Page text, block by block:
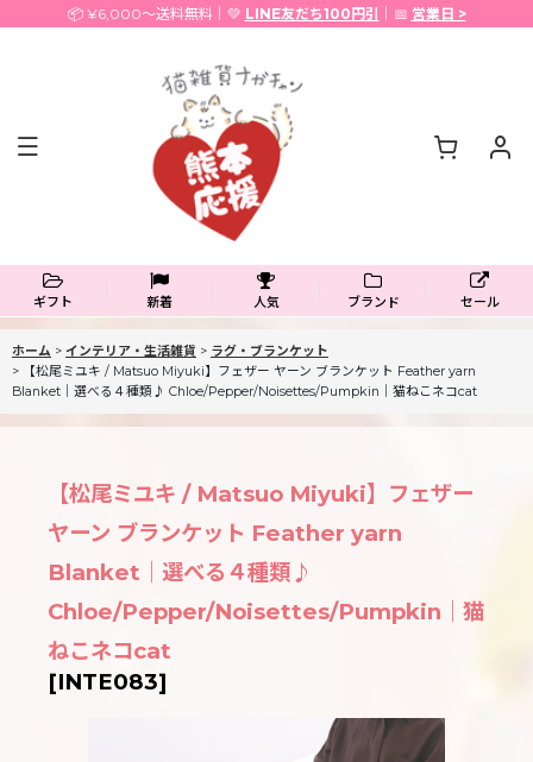
📦 ¥6,000〜送料無料｜💚 LINE友だち100円引 ｜📅 営業日 >
ギフト 新着 人気 ブランド セール
ホーム > インテリア・生活雑貨 > ラグ・ブランケット
>
【松尾ミユキ / Matsuo Miyuki】フェザー ヤーン ブランケット Feather yarn
Blanket｜選べる４種類♪ Chloe/Pepper/Noisettes/Pumpkin｜猫ねこネコcat
【松尾ミユキ / Matsuo Miyuki】フェザー
ヤーン ブランケット Feather yarn
Blanket｜選べる４種類♪
Chloe/Pepper/Noisettes/Pumpkin｜猫
ねこネコcat
[INTE083]